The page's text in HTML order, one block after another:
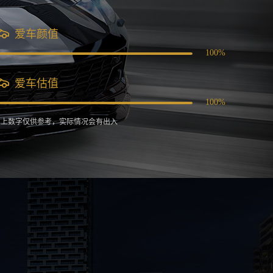
爱车颜值
100%
爱车估值
100%
数字仅供参考，实际情况会有出入